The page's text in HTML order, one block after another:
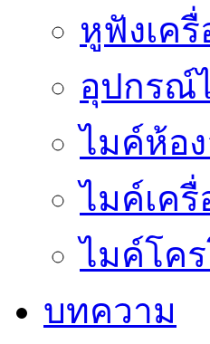
หูฟังเค
อุปกรณ์
ไมค์ห้อ
ไมค์เค
ไมค์โค
บทความ